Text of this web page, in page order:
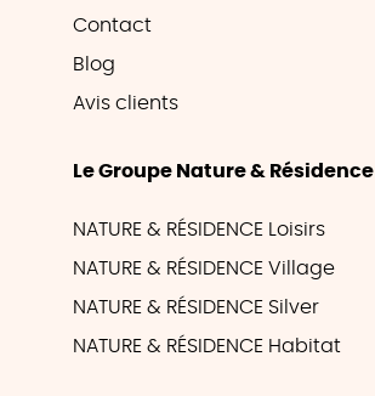
Contact
Blog
Avis clients
Le Groupe Nature & Résidence
NATURE & RÉSIDENCE Loisirs
NATURE & RÉSIDENCE Village
NATURE & RÉSIDENCE Silver
NATURE & RÉSIDENCE Habitat